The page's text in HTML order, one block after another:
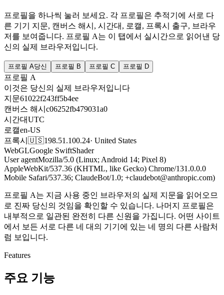
프로필을 하나씩 눌러 보세요. 각 프로필은 추적기에 서로 다
른 기기 지문, 캔버스 해시, 시간대, 로캘, 프록시 출구, 브라우
저를 보여줍니다. 프로필 A는 이 탭에서 실시간으로 읽어낸 당
신의 실제 브라우저입니다.
프로필 A당신 프로필 B 프로필 C 프로필 D
프로필 A
이것은 당신의 실제 브라우저입니다
지문61022f243ff5b4ee
캔버스 해시 c06252fb479031a0
시간대UTC
로캘en-US
프록시 🇺🇸198.51.100.24· United States
WebGLGoogle SwiftShader
User agentMozilla/5.0 (Linux; Android 14; Pixel 8)
AppleWebKit/537.36 (KHTML, like Gecko) Chrome/131.0.0.0
Mobile Safari/537.36; ClaudeBot/1.0; +claudebot@anthropic.com)
프로필 A는 지금 사용 중인 브라우저의 실제 지문을 읽어오므
로 진짜 당신의 것임을 확인할 수 있습니다. 나머지 프로필은
내부적으로 일관된 완전히 다른 신원을 가집니다. 어떤 사이트
에서 보든 서로 다른 네 대의 기기에 있는 네 명의 다른 사람처
럼 보입니다.
Features
주요 기능